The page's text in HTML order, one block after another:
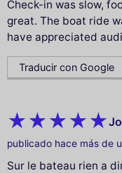
Check-in was slow,
great. The boat ride
have appreciated
Traducir con Google
publicado hace más de
Sur le bateau rien a